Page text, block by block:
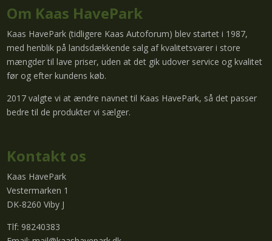
Om Kaas HavePark
Kaas HavePark (tidligere Kaas Autoforum) blev startet i 1987,
med henblik på landsdækkende salg af kvalitetsvarer i store
mængder til lave priser, uden at det gik udover service og kvalitet
før og efter kundens køb.
2017 valgte vi at ændre navnet til Kaas HavePark, så det passer
bedre til de produkter vi sælger.
Kontakt os
Kaas HavePark
Vestermarken 1
DK-8260 Viby J
Tlf: 98240383